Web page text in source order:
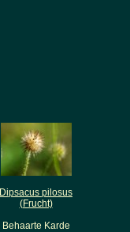
Dipsacus pilosus
(Frucht)
Behaarte Karde